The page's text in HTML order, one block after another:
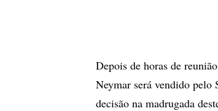
Depois de horas de
Neymar será vendido pelo
decisão na madrugada